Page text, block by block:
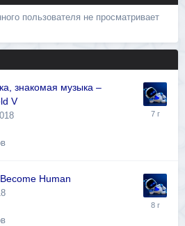
пользователя не просматривает
знакомая музыка –
V
Human